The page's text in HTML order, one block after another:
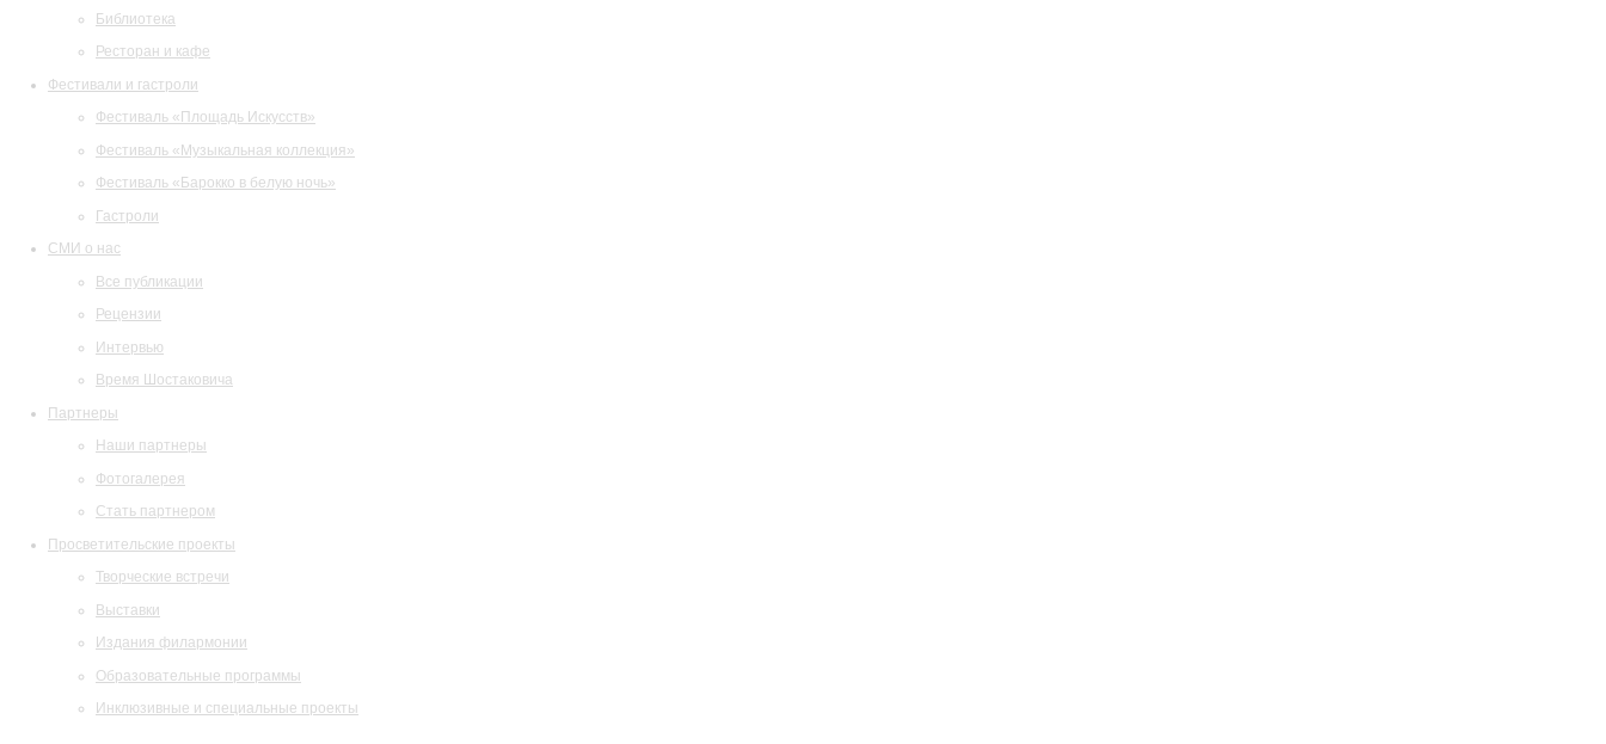
Библиотека
Ресторан и кафе
Фестивали и гастроли
Фестиваль «Площадь Искусств»
Фестиваль «Музыкальная коллекция»
Фестиваль «Барокко в белую ночь»
Гастроли
СМИ о нас
Все публикации
Рецензии
Интервью
Время Шостаковича
Партнеры
Наши партнеры
Фотогалерея
Стать партнером
Просветительские проекты
Творческие встречи
Выставки
Издания филармонии
Образовательные программы
Инклюзивные и специальные проекты